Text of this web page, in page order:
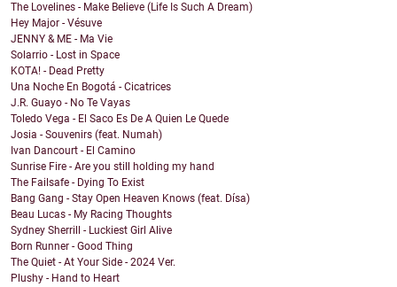
The Lovelines - Make Believe (Life Is Such A Dream)
Hey Major - Vésuve
JENNY & ME - Ma Vie
Solarrio - Lost in Space
KOTA! - Dead Pretty
Una Noche En Bogotá - Cicatrices
J.R. Guayo - No Te Vayas
Toledo Vega - El Saco Es De A Quien Le Quede
Josia - Souvenirs (feat. Numah)
Ivan Dancourt - El Camino
Sunrise Fire - Are you still holding my hand
The Failsafe - Dying To Exist
Bang Gang - Stay Open Heaven Knows (feat. Dísa)
Beau Lucas - My Racing Thoughts
Sydney Sherrill - Luckiest Girl Alive
Born Runner - Good Thing
The Quiet - At Your Side - 2024 Ver.
Plushy - Hand to Heart